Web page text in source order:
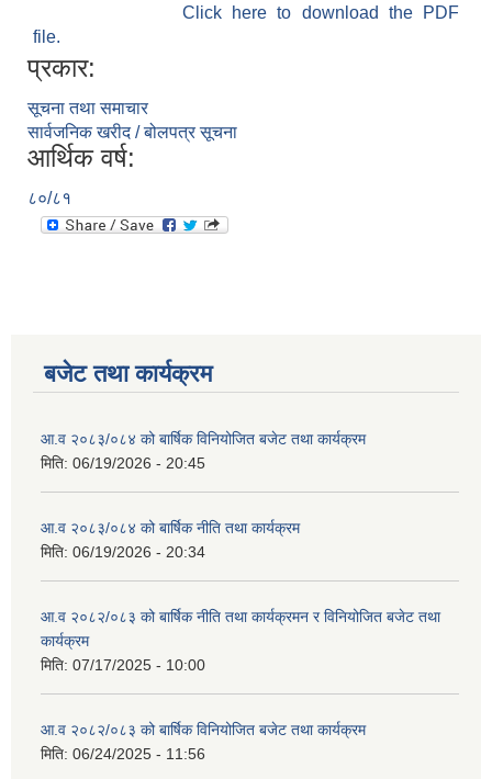
Click here to download the PDF
file.
प्रकार:
सूचना तथा समाचार
सार्वजनिक खरीद / बोलपत्र सूचना
आर्थिक वर्ष:
८०/८१
बजेट तथा कार्यक्रम
आ.व २०८३/०८४ को बार्षिक विनियोजित बजेट तथा कार्यक्रम
मिति: 06/19/2026 - 20:45
आ.व २०८३/०८४ को बार्षिक नीति तथा कार्यक्रम
मिति: 06/19/2026 - 20:34
आ.व २०८२/०८३ को बार्षिक नीति तथा कार्यक्रमन र विनियोजित बजेट तथा
कार्यक्रम
मिति: 07/17/2025 - 10:00
आ.व २०८२/०८३ को बार्षिक विनियोजित बजेट तथा कार्यक्रम
मिति: 06/24/2025 - 11:56